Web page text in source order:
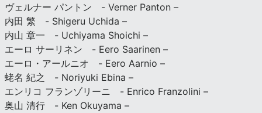
ヴェルナー パントン - Verner Panton –
内田 繁 - Shigeru Uchida –
内山 章一 - Uchiyama Shoichi –
エーロ サーリネン - Eero Saarinen –
エーロ・アールニオ - Eero Aarnio –
蛯名 紀之 - Noriyuki Ebina –
エンリコ フランゾリーニ - Enrico Franzolini –
奥山 清行 - Ken Okuyama –